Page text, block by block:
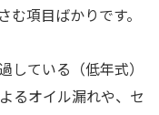
項目ばかりです。
している（低年式）
るオイル漏れや、セ